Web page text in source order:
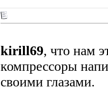
kirill69, что нам
компрессоры
своими глазами.